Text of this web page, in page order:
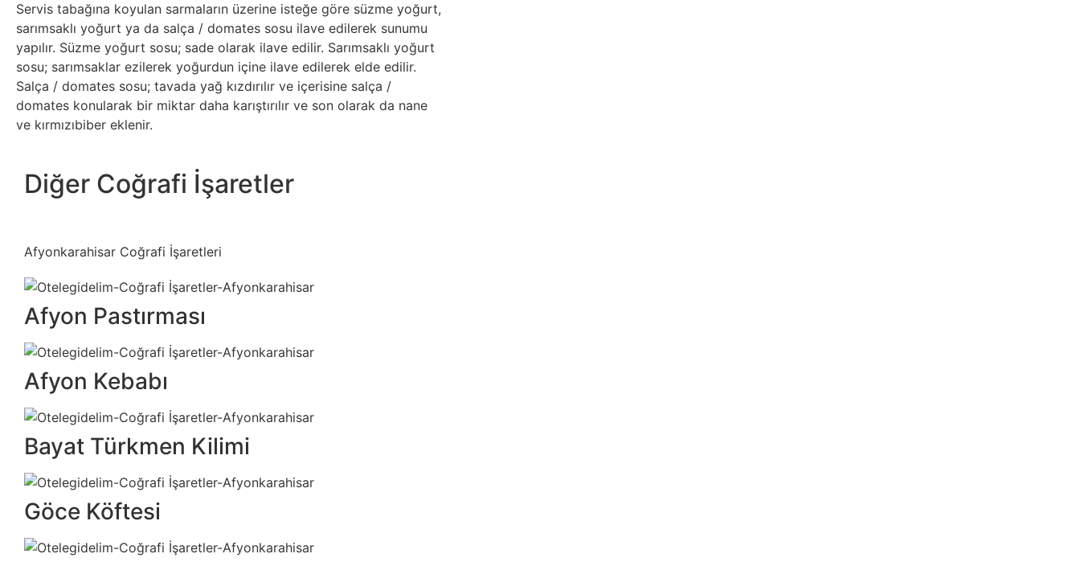
Servis tabağına koyulan sarmaların üzerine isteğe göre süzme yoğurt,
sarımsaklı yoğurt ya da salça / domates sosu ilave edilerek sunumu
yapılır. Süzme yoğurt sosu; sade olarak ilave edilir. Sarımsaklı yoğurt
sosu; sarımsaklar ezilerek yoğurdun içine ilave edilerek elde edilir.
Salça / domates sosu; tavada yağ kızdırılır ve içerisine salça /
domates konularak bir miktar daha karıştırılır ve son olarak da nane
ve kırmızıbiber eklenir.
Diğer Coğrafi İşaretler
Afyonkarahisar Coğrafi İşaretleri
Afyon Pastırması
Afyon Kebabı
Bayat Türkmen Kilimi
Göce Köftesi